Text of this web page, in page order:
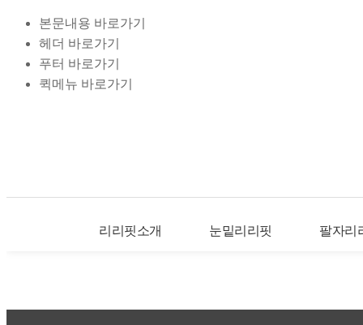
본문내용 바로가기
헤더 바로가기
푸터 바로가기
퀵메뉴 바로가기
리리핏소개 눈밑리리핏 팔자리